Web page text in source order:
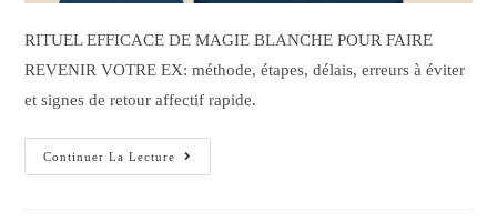
RITUEL EFFICACE DE MAGIE BLANCHE POUR FAIRE
REVENIR VOTRE EX: méthode, étapes, délais, erreurs à éviter
et signes de retour affectif rapide.
Continuer La Lecture